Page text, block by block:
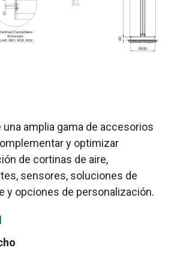
amplia gama de accesorios
y optimizar
de cortinas de aire,
sensores, soluciones de
y opciones de personalización.